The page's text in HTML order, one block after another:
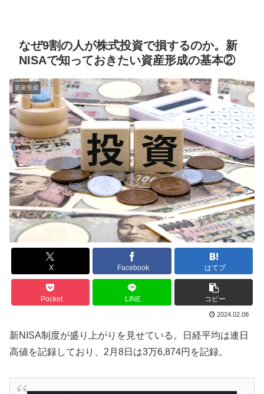
なぜ9割の人が株式投資で損するのか。新
NISAで知っておきたい資産形成の基本②
資産形成
X Facebook はてブ
Pocket LINE コピー
2024.02.08
新NISA制度が盛り上がりを見せている。日経平均は連日
高値を記録しており、2月8日は3万6,874円を記録。